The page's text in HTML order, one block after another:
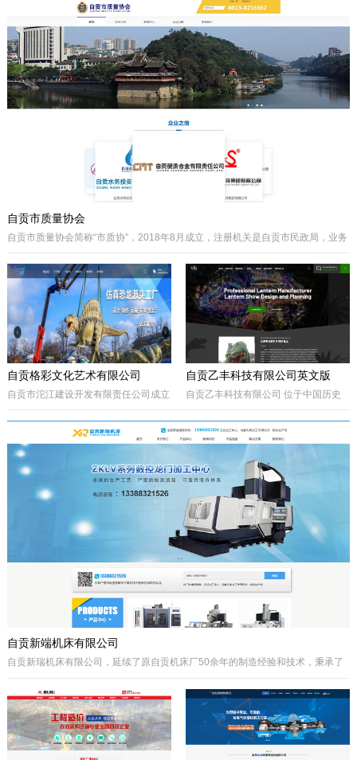
发，本次完成自贡市华耀文化艺术有限
公司官网定制搭建，包含品牌展示、案
例展示、在线询盘功能，搭配全套基础
SEO优化。
于电力、氧化铝、矿山、石油石化、钢
铁等行业所需的机械密封件及其配件、
密封件的生产制造；因公司业务发展需
要，成立的四川科朗环保设备有限公司
主要经营泵阀及其配件、硬质合金制品
类产品、耐磨材料类配件，承接用户非
标件设计和定制。
自贡市质量协会
自贡市质量协会简称“市质协”，2018年8月成立，注册机关是自贡市民政局，业务
协会之一，历届会长由主管经济工作的副市长担任，是自贡市市场监督管理局领
导下的全市性质量组织，是我市传播国内外先进质量管理方法、助推质量事业发
展的中坚力量。是联系广大企业和质量工作者的纽带。
自贡乙丰科技有限公司英文版
自贡乙丰科技有限公司 位于中国历史
城”、“千年盐都”美誉的四川省自贡市。
公司自成立以来秉承质量第一、诚信为
本、开拓创兴的经营理念为宗旨，取得
了国内外客户的高度认可。公司拥有优
秀的策划设计团队、实战经验丰富的施
工队伍、科学的管理模式，秉承着创新
的理念、先进的技术、严格的施工管
理、热诚服务的态度为客户创造更大的
自贡格彩文化艺术有限公司
自贡市沱江建设开发有限责任公司成立
于自贡市高新区金泽华府旁，注册资本
10000万元，由自贡市城市建设投资开
发集团有限公司、自贡市鸿宇实业有限
公司、自贡市大安区汇安国有资本投资
运营集团有限公司、自贡市宇盛投资有
限公司等四个国有公司出资组建，市城
投集团控股。公司经营范围是沱江航电
镇、新农村和现代农业建设、移民安置
服务，基础设施及岸线生态建设，河道
疏浚、水环境治理和水资源经营利用，
港口码头装卸与仓储、港口物流...
自贡新端机床有限公司
自贡新瑞机床有限公司，延续了原自贡机床厂50余年的制造经验和技术，秉承了
公司生产：Z系列摇臂钻床、Z系列立式钻床、ZLKV系列数控龙门加工中心、ZLK
系列数控龙门钻床、VMC、立式加工中心、成套孔系加工专用机床、钻攻生产线
等产品的设计、制造。产品广泛应用于模具、机械制造、汽车制造、航空、船
舶、轨道交通、铁塔、钢结构等工业制造及机械加工领域。